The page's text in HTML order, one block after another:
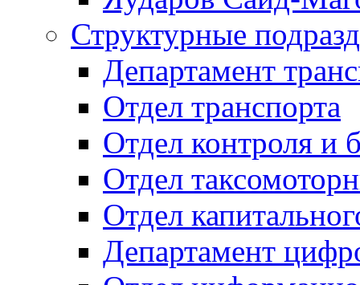
Структурные
Департамент
Отдел транспорта
Отдел контроля и
Отдел
Отдел
Департамент